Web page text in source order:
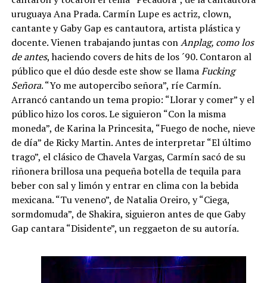
uruguaya Ana Prada. Carmín Lupe es actriz, clown,
cantante y Gaby Gap es cantautora, artista plástica y
docente. Vienen trabajando juntas conAnplag, como los
de antes, haciendo covers de hits de los ´90. Contaron al
público que el dúo desde este show se llamaFucking
Señora. “Yo me autopercibo señora”, ríe Carmín.
Arrancó cantando un tema propio: “Llorar y comer” y el
público hizo los coros. Le siguieron “Con la misma
moneda”, de Karina la Princesita, “Fuego de noche, nieve
de día” de Ricky Martin. Antes de interpretar “El último
trago”, el clásico de Chavela Vargas, Carmín sacó de su
riñonera brillosa una pequeña botella de tequila para
beber con sal y limón y entrar en clima con la bebida
mexicana. “Tu veneno”, de Natalia Oreiro, y “Ciega,
sormdomuda”, de Shakira, siguieron antes de que Gaby
Gap cantara “Disidente”, un reggaeton de su autoría.